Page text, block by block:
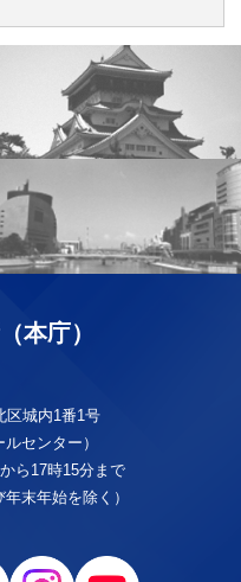
本庁）
城内1番1号
センター）
ら17時15分まで
末年始を除く）